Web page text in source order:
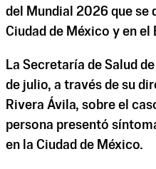
del Mundial 2026 que se
Ciudad de México y en el
La Secretaría de Salud
de julio, a través de su
Rivera Ávila, sobre el
persona presentó
en la Ciudad de México.